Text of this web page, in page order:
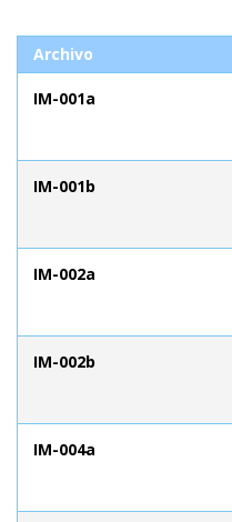
Archivo
IM-001a
IM-001b
IM-002a
IM-002b
IM-004a